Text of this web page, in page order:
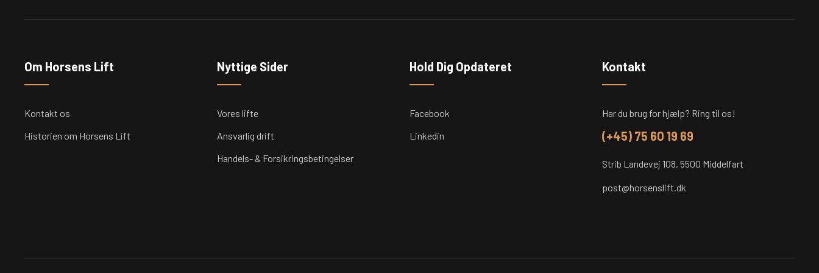
Om Horsens Lift
Kontakt os
Historien om Horsens Lift
Nyttige Sider
Vores lifte
Ansvarlig drift
Handels- & Forsikringsbetingelser
Hold Dig Opdateret
Facebook
Linkedin
Kontakt
Har du brug for hjælp? Ring til os!
(+45) 75 60 19 69
Strib Landevej 108, 5500 Middelfart
post@horsenslift.dk